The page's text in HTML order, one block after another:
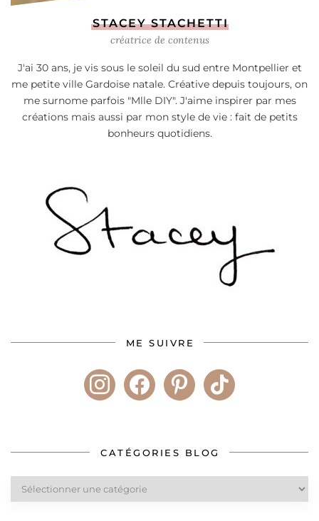
STACEY STACHETTI
créatrice de contenus
J'ai 30 ans, je vis sous le soleil du sud entre Montpellier et
me petite ville Gardoise natale. Créative depuis toujours, on
me surnome parfois "Mlle DIY". J'aime inspirer par mes
créations mais aussi par mon style de vie : fait de petits
bonheurs quotidiens.
ME SUIVRE
instagramfacebookpinteresttiktok
CATÉGORIES BLOG
Catégories
blog